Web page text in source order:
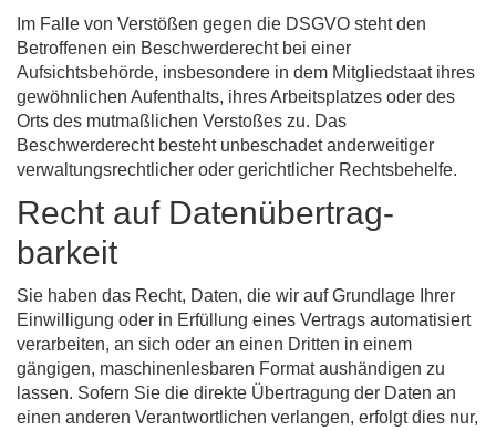
Im Falle von Verstößen gegen die DSGVO steht den
Betroffenen ein Beschwerderecht bei einer
Aufsichtsbehörde, insbesondere in dem Mitgliedstaat ihres
gewöhnlichen Aufenthalts, ihres Arbeitsplatzes oder des
Orts des mutmaßlichen Verstoßes zu. Das
Beschwerderecht besteht unbeschadet anderweitiger
verwaltungsrechtlicher oder gerichtlicher Rechtsbehelfe.
Recht auf Daten­übertrag­
barkeit
Sie haben das Recht, Daten, die wir auf Grundlage Ihrer
Einwilligung oder in Erfüllung eines Vertrags automatisiert
verarbeiten, an sich oder an einen Dritten in einem
gängigen, maschinenlesbaren Format aushändigen zu
lassen. Sofern Sie die direkte Übertragung der Daten an
einen anderen Verantwortlichen verlangen, erfolgt dies nur,